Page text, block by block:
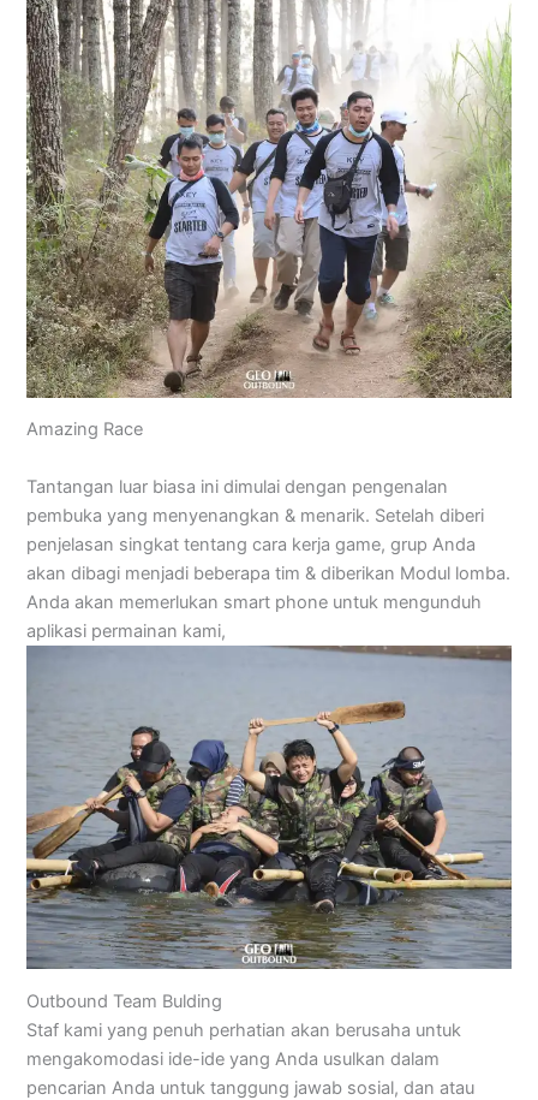
Amazing Race
Tantangan luar biasa ini dimulai dengan pengenalan
pembuka yang menyenangkan & menarik. Setelah diberi
penjelasan singkat tentang cara kerja game, grup Anda
akan dibagi menjadi beberapa tim & diberikan Modul lomba.
Anda akan memerlukan smart phone untuk mengunduh
aplikasi permainan kami,
Outbound Team Bulding
Staf kami yang penuh perhatian akan berusaha untuk
mengakomodasi ide-ide yang Anda usulkan dalam
pencarian Anda untuk tanggung jawab sosial, dan atau